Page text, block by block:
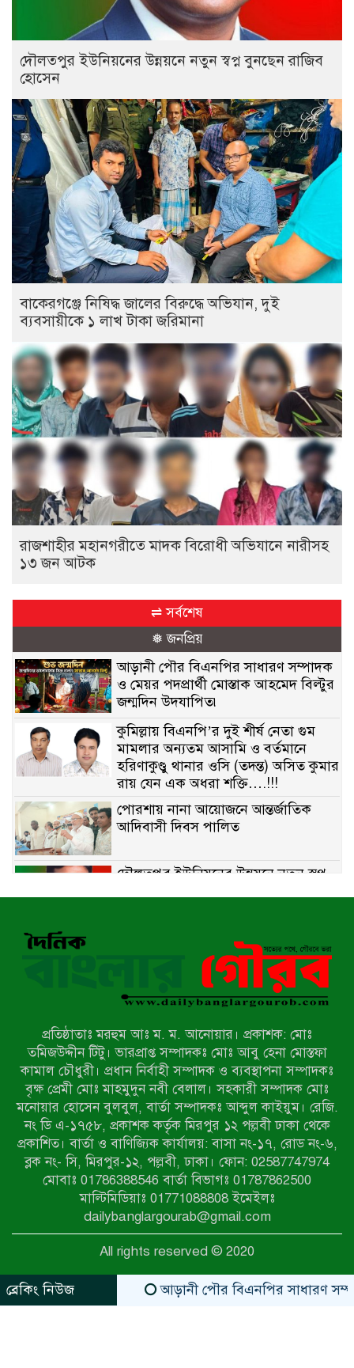
দৌলতপুর ইউনিয়নের উন্নয়নে নতুন স্বপ্ন বুনছেন রাজিব
হোসেন
বাকেরগঞ্জে নিষিদ্ধ জালের বিরুদ্ধে অভিযান, দুই
ব্যবসায়ীকে ১ লাখ টাকা জরিমানা
রাজশাহীর মহানগরীতে মাদক বিরোধী অভিযানে নারীসহ
১৩ জন আটক
⇌ সর্বশেষ
❅ জনপ্রিয়
আড়ানী পৌর বিএনপির সাধারণ সম্পাদক
ও মেয়র পদপ্রার্থী মোস্তাক আহমেদ বিল্টুর
জন্মদিন উদযাপিত৷
কুমিল্লায় বিএনপি’র দুই শীর্ষ নেতা গুম
মামলার অন্যতম আসামি ও বর্তমানে
হরিণাকুণ্ডু থানার ওসি (তদন্ত) অসিত কুমার
রায় যেন এক অধরা শক্তি….!!!
পোরশায় নানা আয়োজনে আন্তর্জাতিক
আদিবাসী দিবস পালিত
দৌলতপুর ইউনিয়নের উন্নয়নে নতুন স্বপ্ন
বাকেরগঞ্জে নিষিদ্ধ জালের বিরুদ্ধে
অভিযান, দুই ব্যবসায়ীকে ১ লাখ টাকা
রাজশাহীর মহানগরীতে মাদক বিরোধী
আদমদীঘিতে শুমারি স্বেচ্ছাসেবী নিয়োগে
যোগ্যতার ভিত্তিতে তালিকা প্রকাশ;
নির্বাচিতদের আ.লীগ ট্যাগে প্রচারণা
সংবাদ প্রকাশের জেরে সাংবাদিককে দেখে
নেওয়ার হুমকি দিলেন দোড়া মাদরাসার
পরিচয় দেওয়া সভাপতি
উখিয়ায় বিজিবির অভিযানে ৪০ হাজার
ইয়াবাসহ যুবক আটক
পোরশায় ৭ মাসে ১৯ জনের অপমৃত্যু,
শীর্ষে আত্মহত্যা
প্রতিষ্ঠাতাঃ মরহুম আঃ ম. ম. আনোয়ার। প্রকাশক: মোঃ
তমিজউদ্দীন টিটু। ভারপ্রাপ্ত সম্পাদকঃ মোঃ আবু হেনা মোস্তফা
কামাল চৌধুরী। প্রধান নির্বাহী সম্পাদক ও ব্যবস্থাপনা সম্পাদকঃ
বৃক্ষ প্রেমী মোঃ মাহমুদুন নবী বেলাল। সহকারী সম্পাদক মোঃ
মনোয়ার হোসেন বুলবুল, বার্তা সম্পাদকঃ আব্দুল কাইয়ুম। রেজি.
নং ডি এ-১৭৫৮, প্রকাশক কর্তৃক মিরপুর ১২ পল্লবী ঢাকা থেকে
প্রকাশিত। বার্তা ও বাণিজ্যিক কার্যালয়: বাসা নং-১৭, রোড নং-৬,
ব্লক নং- সি, মিরপুর-১২, পল্লবী, ঢাকা। ফোন: 02587747974
মোবাঃ 01786388546 বার্তা বিভাগঃ 01787862500
মাল্টিমিডিয়াঃ 01771088808 ইমেইলঃ
dailybanglargourab@gmail.com
All rights reserved © 2020
ব্রেকিং নিউজ
আড়ানী পৌর বিএনপির সাধারণ